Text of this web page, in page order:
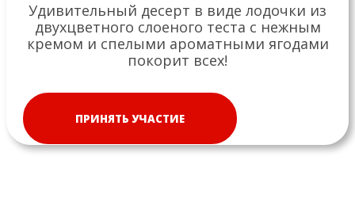
Удивительный десерт в виде лодочки из
двухцветного слоеного теста с нежным
кремом и спелыми ароматными ягодами
покорит всех!
ПРИНЯТЬ УЧАСТИЕ